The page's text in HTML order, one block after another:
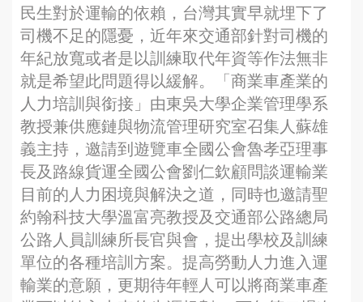
民生對於運輸的依賴，台灣其實早就埋下了
司機不足的隱憂，近年來交通部針對司機的
年紀放寬或者是以訓練取代年資等作法無非
就是希望此問題得以緩解。「商業車產業的
人力培訓與銜接」由東吳大學企業管理學系
教授兼供應鏈與物流管理研究室召集人蘇雄
義主持，邀請到遊覽車全國公會魯孝亞理事
長及路線貨運全國公會劉仁欽顧問談運輸業
目前的人力困境與解決之道，同時也邀請聖
約翰科技大學溫富亮教授及交通部公路總局
公路人員訓練所長官與會，提出學校及訓練
單位的各種培訓方案。提高勞動人力進入運
輸業的意願，更期待年輕人可以將商業車產